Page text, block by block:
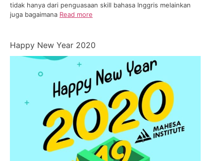
tidak hanya dari penguasaan skill bahasa Inggris melainkan
juga bagaimana Read more
Happy New Year 2020